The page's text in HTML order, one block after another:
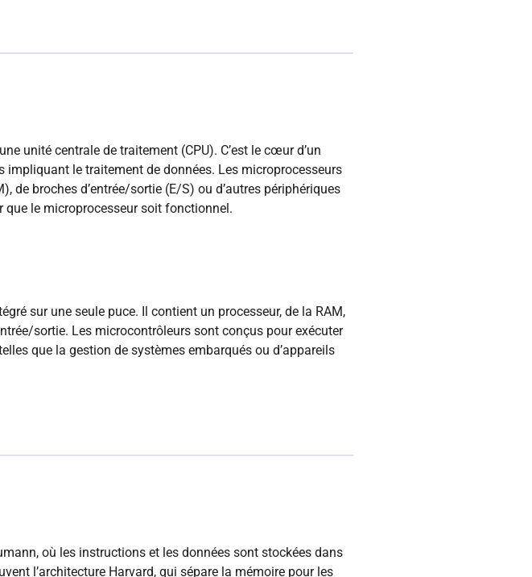
unité centrale de traitement (CPU). C’est le cœur d’un
le traitement de données. Les microprocesseurs
de broches d’entrée/sortie (E/S) ou d’autres périphériques
que le microprocesseur soit fonctionnel.
sur une seule puce. Il contient un processeur, de la RAM,
sortie. Les microcontrôleurs sont conçus pour exécuter
que la gestion de systèmes embarqués ou d’appareils
où les instructions et les données sont stockées dans
l’architecture Harvard, qui sépare la mémoire pour les